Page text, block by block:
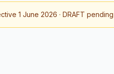
1 June 2026 · DRAFT